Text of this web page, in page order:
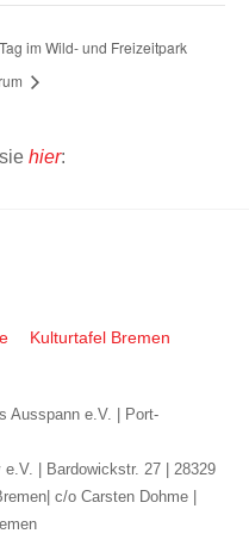
im Wild- und Freizeitpark
hier:
Kulturtafel Bremen
Ausspann e.V. | Port-
| Bardowickstr. 27 | 28329
c/o Carsten Dohme |